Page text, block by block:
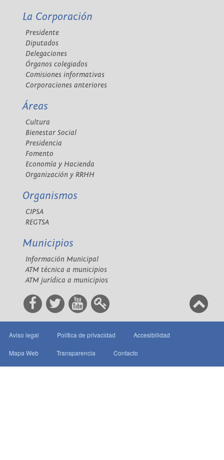
La Corporación
Presidente
Diputados
Delegaciones
Órganos colegiados
Comisiones informativas
Corporaciones anteriores
Áreas
Cultura
Bienestar Social
Presidencia
Fomento
Economía y Hacienda
Organización y RRHH
Organismos
CIPSA
REGTSA
Municipios
Información Municipal
ATM técnica a municipios
ATM jurídica a municipios
Aviso legal Política de privacidad Accesibilidad
Mapa Web Transparencia Contacto